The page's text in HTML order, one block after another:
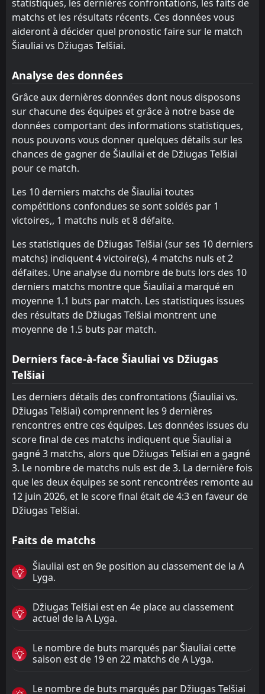
17Jun
Džiugas Telšiai
16:00
12 Jun
Džiugas Telšiai
Šiauliai
W
11:15
30May
Panevėžys
FT
15:00
24
Džiugas Telšiai
TransINVEST Vilnius
3
2
7 Hegelmann Litauen 12 2 7 3
9 Šiauliai 10 2 1 7
8 Panevėžys 10 2 0 8
9 Šiauliai 12 0 6 6
statistiques, les dernières confrontations, les faits de
matchs et les résultats récents. Ces données vous
aideront à décider quel pronostic faire sur le match
Šiauliai vs Džiugas Telšiai.
Analyse des données
Grâce aux dernières données dont nous disposons
sur chacune des équipes et grâce à notre base de
données comportant des informations statistiques,
nous pouvons vous donner quelques détails sur les
chances de gagner de Šiauliai et de Džiugas Telšiai
pour ce match.
Les 10 derniers matchs de Šiauliai toutes
compétitions confondues se sont soldés par 1
victoires,, 1 matchs nuls et 8 défaite.
Les statistiques de Džiugas Telšiai (sur ses 10 derniers
matchs) indiquent 4 victoire(s), 4 matchs nuls et 2
défaites. Une analyse du nombre de buts lors des 10
derniers matchs montre que Šiauliai a marqué en
moyenne 1.1 buts par match. Les statistiques issues
des résultats de Džiugas Telšiai montrent une
moyenne de 1.5 buts par match.
Derniers face-à-face Šiauliai vs Džiugas
Telšiai
Les derniers détails des confrontations (Šiauliai vs.
Džiugas Telšiai) comprennent les 9 dernières
rencontres entre ces équipes. Les données issues du
score final de ces matchs indiquent que Šiauliai a
gagné 3 matchs, alors que Džiugas Telšiai en a gagné
3. Le nombre de matchs nuls est de 3. La dernière fois
que les deux équipes se sont rencontrées remonte au
12 juin 2026, et le score final était de 4:3 en faveur de
Džiugas Telšiai.
Faits de matchs
Šiauliai est en 9e position au classement de la A
Lyga.
Džiugas Telšiai est en 4e place au classement
actuel de la A Lyga.
Le nombre de buts marqués par Šiauliai cette
saison est de 19 en 22 matchs de A Lyga.
Le nombre de buts marqués par Džiugas Telšiai